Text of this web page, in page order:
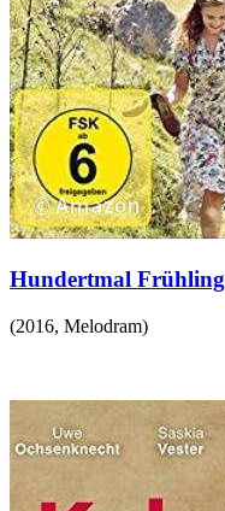
Hundertmal Frühling
(2016, Melodram)